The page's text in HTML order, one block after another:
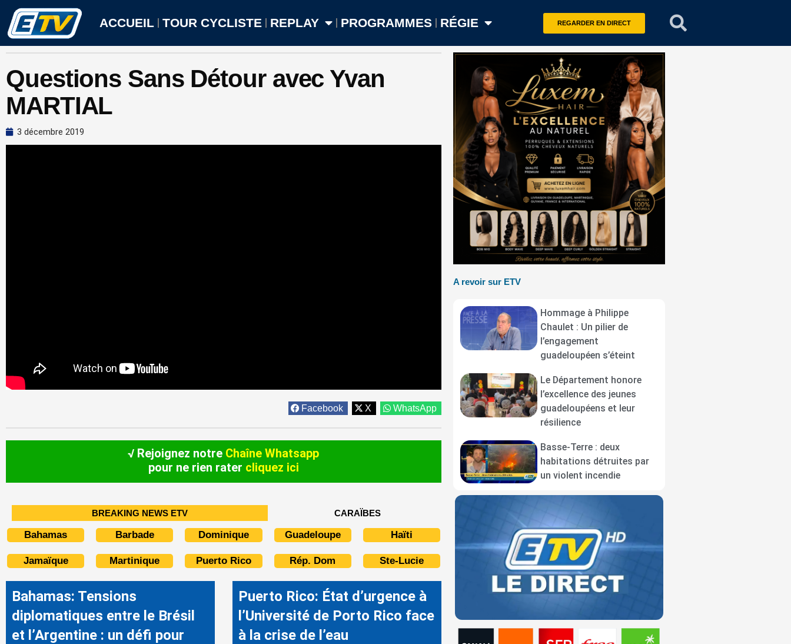
Aller
contenu
ACCUEIL TOUR CYCLISTE REPLAY PROGRAMMES RÉGIE REGARDER EN DIRECT
Questions Sans Détour avec Yvan
MARTIAL
3 décembre 2019
Facebook X WhatsApp
√ Rejoignez notre Chaîne Whatsapp
pour ne rien rater cliquez ici
BREAKING NEWS ETV CARAÏBES
Bahamas Barbade Dominique Guadeloupe Haïti
Jamaïque Martinique Puerto Rico Rép. Dom Ste-Lucie
Bahamas: Tensions
diplomatiques entre le Brésil
et l’Argentine : un défi pour
Puerto Rico: État d’urgence à
l’Université de Porto Rico face
à la crise de l’eau
A revoir sur ETV
Hommage à Philippe
Chaulet : Un pilier de
l’engagement
guadeloupéen s’éteint
Le Département honore
l’excellence des jeunes
guadeloupéens et leur
résilience
Basse-Terre : deux
habitations détruites par
un violent incendie